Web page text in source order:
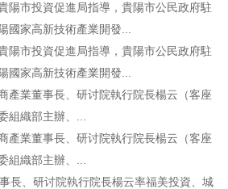
市投資促進局指導，貴陽市公民政府駐
國家高新技術產業開發...
市投資促進局指導，貴陽市公民政府駐
國家高新技術產業開發...
業董事長、研讨院執行院長楊云（客座
組織部主辦、...
業董事長、研讨院執行院長楊云（客座
組織部主辦、...
、研讨院執行院長楊云率福美投資、城